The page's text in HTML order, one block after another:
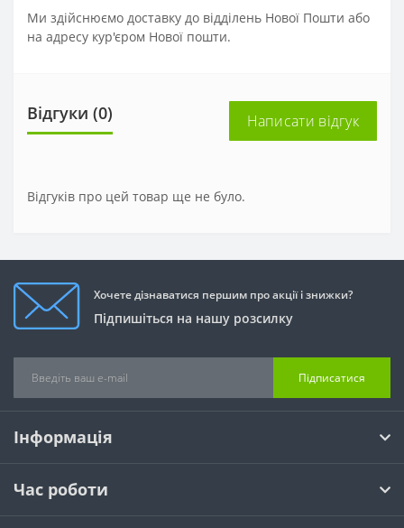
Ми здійснюємо доставку до відділень Нової Пошти або
на адресу кур'єром Нової пошти.
Відгуки (0) Написати відгук
Відгуків про цей товар ще не було.
Хочете дізнаватися першим про акції і знижки?
Підпишіться на нашу розсилку
Підписатися
Інформація
Час роботи